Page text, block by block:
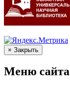
× Закрыть
Меню сайта